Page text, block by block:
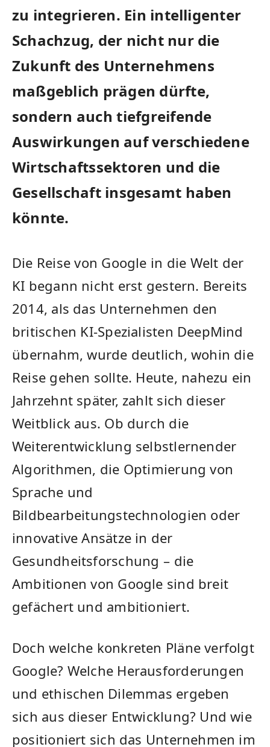
zu⁢ integrieren. Ein intelligenter
Schachzug, der‌ nicht nur die
Zukunft des Unternehmens
maßgeblich prägen dürfte, ​
sondern‍ auch⁤ tiefgreifende
Auswirkungen auf verschiedene
Wirtschaftssektoren und​ die
Gesellschaft insgesamt haben
könnte.
Die Reise ⁣von Google in⁣ die Welt der
KI begann nicht erst ⁣gestern. Bereits
2014, als das Unternehmen den‌
britischen KI-Spezialisten‌ DeepMind
⁤übernahm, wurde deutlich, wohin die
Reise gehen ‍sollte. Heute, ⁣nahezu ein
‌Jahrzehnt später, zahlt sich dieser⁣
Weitblick aus. Ob durch die
Weiterentwicklung selbstlernender
Algorithmen,‍ die Optimierung von⁣
Sprache ‍und
Bildbearbeitungstechnologien oder⁤
innovative Ansätze in der
Gesundheitsforschung⁣ – ⁤die​
Ambitionen ‌von Google sind breit
gefächert‌ und ambitioniert.
Doch welche konkreten Pläne verfolgt
Google? Welche Herausforderungen⁣
und ethischen Dilemmas ergeben
sich aus dieser Entwicklung? Und wie
positioniert sich das Unternehmen im